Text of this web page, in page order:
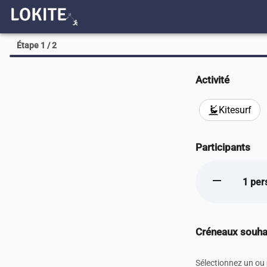
Étape 1 / 2
Activité
kitesurfingKitesurf
Participants
remove 1
Créneaux
Sélectionnez un